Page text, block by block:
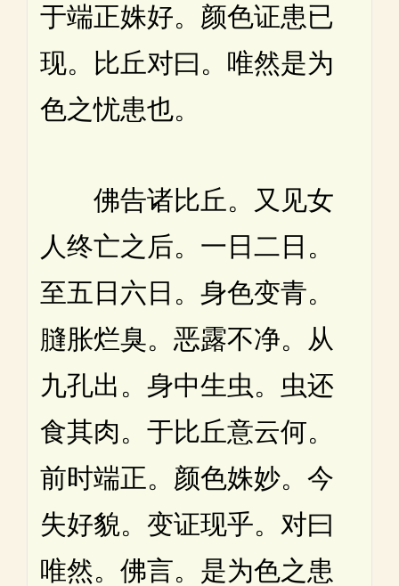
于端正姝好。颜色证患已
现。比丘对曰。唯然是为
色之忧患也。
佛告诸比丘。又见女
人终亡之后。一日二日。
至五日六日。身色变青。
膖胀烂臭。恶露不净。从
九孔出。身中生虫。虫还
食其肉。于比丘意云何。
前时端正。颜色姝妙。今
失好貌。变证现乎。对曰
唯然。佛言。是为色之患